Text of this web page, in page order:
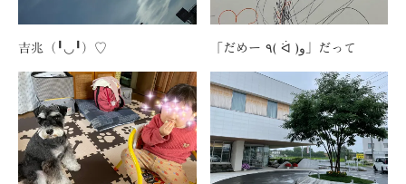
吉兆（╹◡╹）♡ 「だめー ٩( ᐛ )و」だって